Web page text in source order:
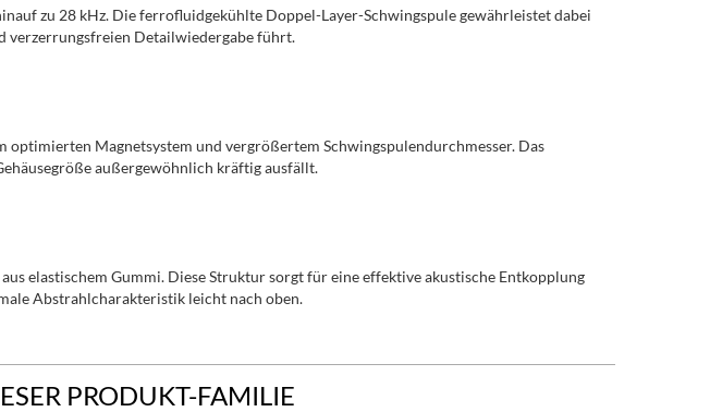
zu 28 kHz. Die ferrofluidgekühlte Doppel-Layer-Schwingspule gewährleistet dabei
verzerrungsfreien Detailwiedergabe führt.
Magnetsystem und vergrößertem Schwingspulendurchmesser. Das
außergewöhnlich kräftig ausfällt.
elastischem Gummi. Diese Struktur sorgt für eine effektive akustische Entkopplung
Abstrahlcharakteristik leicht nach oben.
PRODUKT-FAMILIE